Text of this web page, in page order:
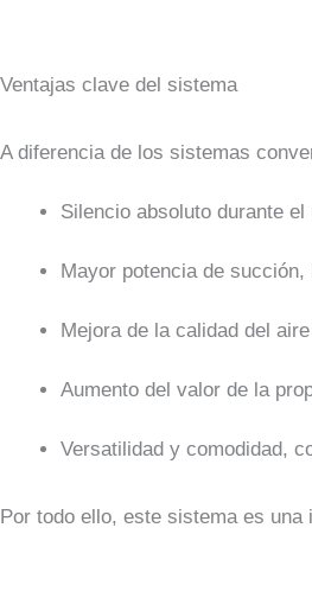
Ventajas clave del sistema
A diferencia de los sistemas
Silencio absoluto durante
Mayor potencia de
Mejora de la calidad del
Aumento del valor de la
Versatilidad y comodidad,
Por todo ello, este sistema es